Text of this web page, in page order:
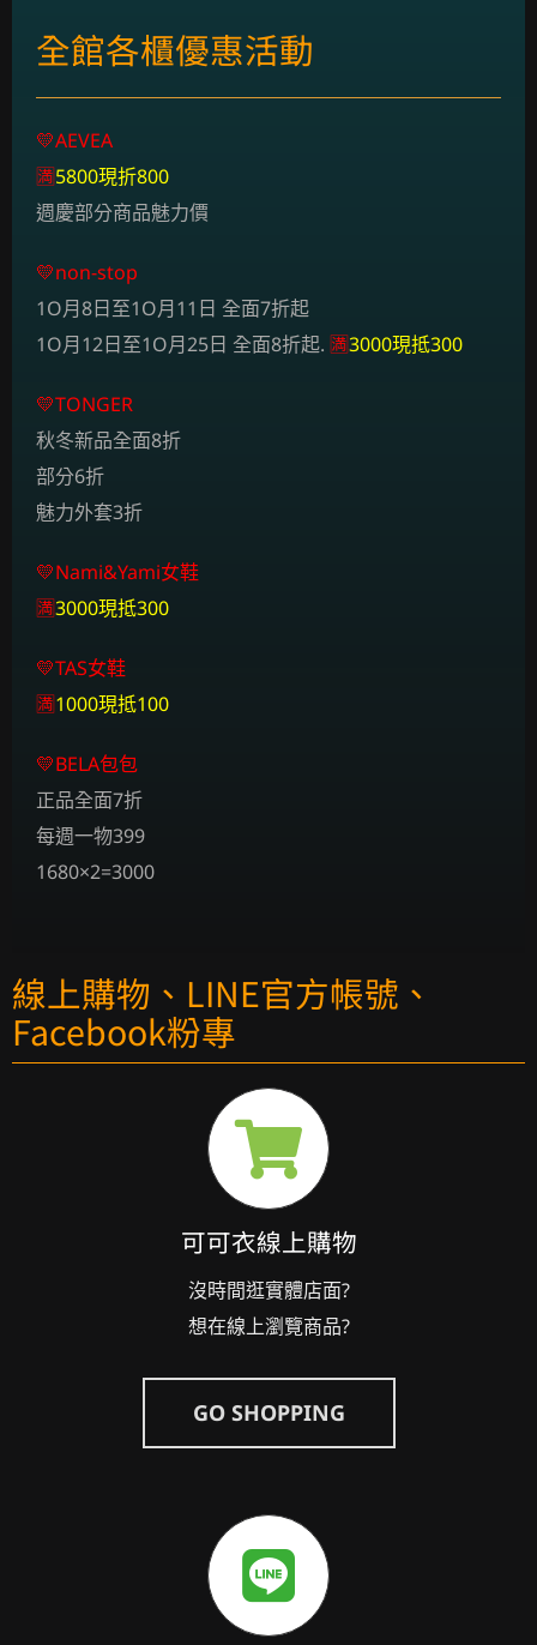
全館各櫃優惠活動
💛AEVEA
🈵5800現折800
週慶部分商品魅力價
💛non-stop
1O月8日至1O月11日 全面7折起
1O月12日至1O月25日 全面8折起. 🈵3000現抵300
💛TONGER
秋冬新品全面8折
部分6折
魅力外套3折
💛Nami&Yami女鞋
🈵3000現抵300
💛TAS女鞋
🈵1000現抵100
💛BELA包包
正品全面7折
每週一物399
1680×2=3000
線上購物、LINE官方帳號、
Facebook粉專
可可衣線上購物
沒時間逛實體店面?
想在線上瀏覽商品?
GO SHOPPING